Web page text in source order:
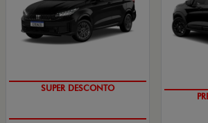
SUPER DESCONTO